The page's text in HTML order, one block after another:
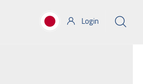
Login